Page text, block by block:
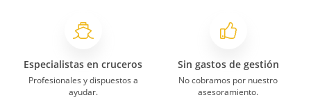
Especialistas en cruceros
Profesionales y dispuestos a
ayudar.
Sin gastos de gestión
No cobramos por nuestro
asesoramiento.